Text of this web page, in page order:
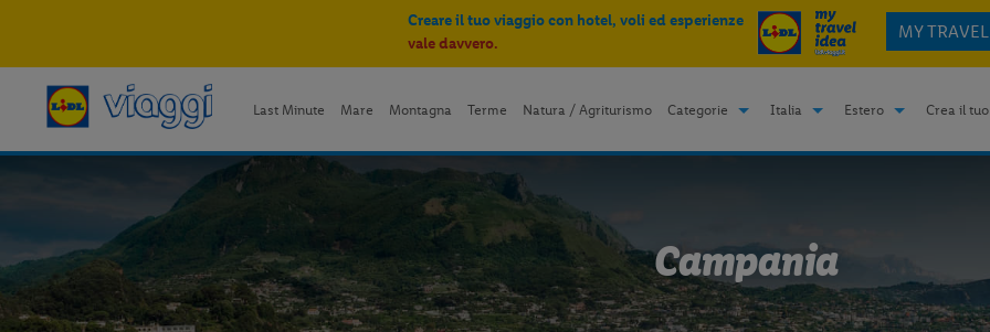
Creare il tuo viaggio con hotel, voli ed esperienze
vale davvero.
MY
Last Minute Mare Montagna Terme Natura / Agriturismo Categorie Italia Estero Crea il
Campania